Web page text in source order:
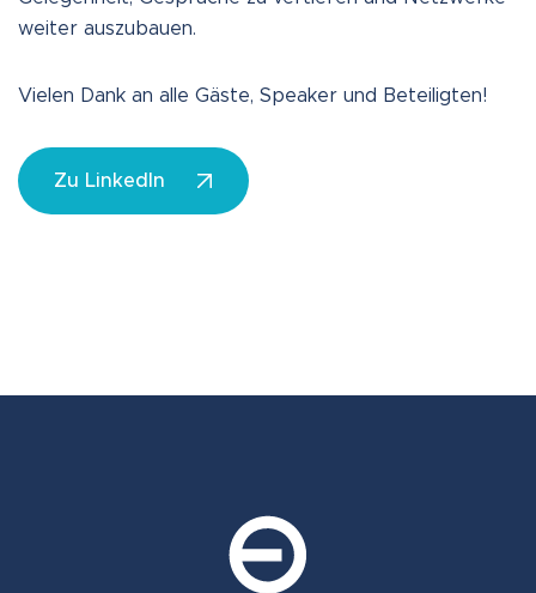
weiter auszubauen.
Vielen Dank an alle Gäste, Speaker und Beteiligten!
Zu LinkedIn